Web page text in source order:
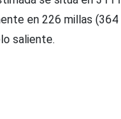
en 226 millas
saliente.